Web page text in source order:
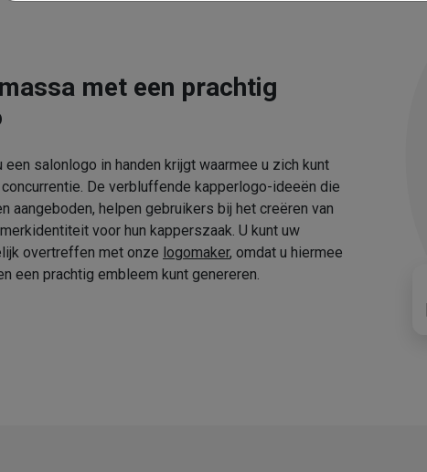
met een prachtig
salonlogo in handen krijgt waarmee u zich kunt
De verbluffende kapperlogo-ideeën die
aangeboden, helpen gebruikers bij het creëren van
voor hun kapperszaak. U kunt uw
overtreffen met onze logomaker, omdat u hiermee
een prachtig embleem kunt genereren.